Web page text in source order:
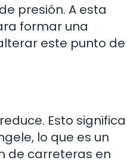
presión. A esta
formar una
este punto de
Esto significa
lo que es un
de carreteras en